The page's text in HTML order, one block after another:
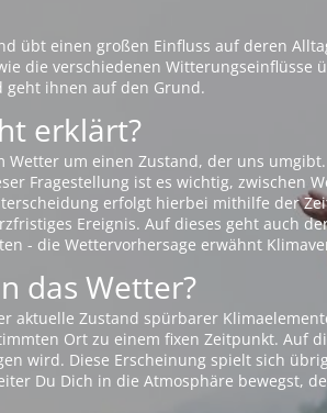
übt einen großen Einfluss auf deren
die verschiedenen
geht ihnen auf den Grund.
erklärt?
Wetter um einen Zustand, der uns
Fragestellung ist es wichtig, zwischen
erfolgt hierbei mithilfe der
Ereignis. Auf dieses geht auch
- die Wettervorhersage erwähnt
das Wetter?
aktuelle Zustand spürbarer
Ort zu einem fixen Zeitpunkt. Auf
wird. Diese Erscheinung spielt sich
Du Dich in die Atmosphäre bewegst,